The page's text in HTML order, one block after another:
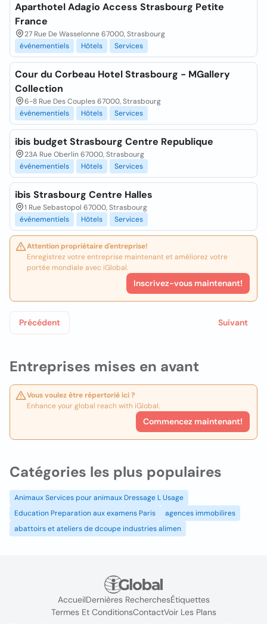
Entreprises mises en avant
Vous voulez être répertorié ici ?
Enhance your global reach with iGlobal.
Commencez maintenant!
Aparthotel Adagio Access Strasbourg Petite
France
27 Rue De Wasselonne 67000, Strasbourg
événementiels
Hôtels Services
Cour du Corbeau Hotel Strasbourg - MGallery
Collection
6-8 Rue Des Couples 67000, Strasbourg
événementiels
Hôtels Services
ibis budget Strasbourg Centre Republique
23A Rue Oberlin 67000, Strasbourg
événementiels
Hôtels Services
ibis Strasbourg Centre Halles
1 Rue Sebastopol 67000, Strasbourg
événementiels
Hôtels Services
Attention propriétaire d'entreprise!
Enregistrez votre entreprise maintenant et améliorez votre
portée mondiale avec iGlobal.
Inscrivez-vous maintenant!
Précédent Suivant
Catégories les plus populaires
Animaux Services pour animaux Dressage L Usage
Education Preparation aux examens Paris
agences immobilires
abattoirs et ateliers de dcoupe industries alimen
AccueilDernières RecherchesÉtiquettes
Termes Et ConditionsContactVoir Les Plans